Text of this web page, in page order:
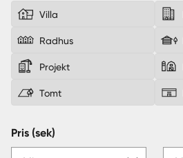
Sverige
Villa
Radhus
Projekt
Tomt
Pris (sek)